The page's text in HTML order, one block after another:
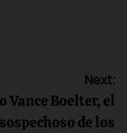
Next:
Vance Boelter, el
sospechoso de los